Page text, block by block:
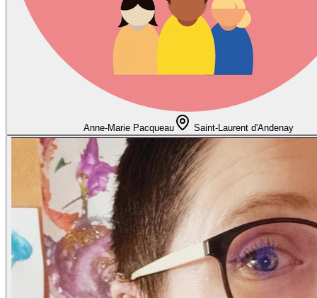
Anne-Marie Pacqueau Saint-Laurent d'Andenay